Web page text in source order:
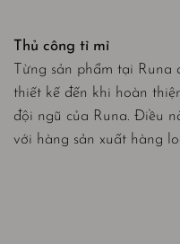
Thủ công tỉ mỉ
Từng sản phẩm tại
thiết kế đến khi hoàn
đội ngũ của Runa. Điều
với hàng sản xuất hàng